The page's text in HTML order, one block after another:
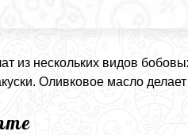
из нескольких видов
Оливковое масло